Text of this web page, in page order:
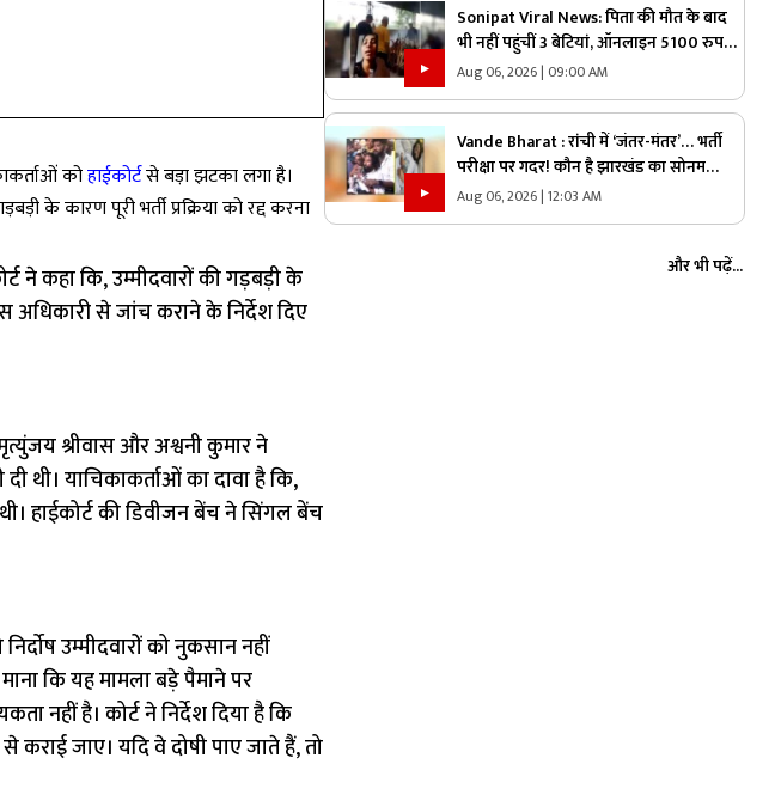
कोहाईकोर्टसे बड़ा झटका लगा है।
के कारण पूरी भर्ती प्रक्रिया को रद्द करना
ने कहा कि, उम्मीदवारों की गड़बड़ी के
अधिकारी से जांच कराने के निर्देश दिए
श्रीवास और अश्वनी कुमार ने
थी। याचिकाकर्ताओं का दावा है कि,
हाईकोर्ट की डिवीजन बेंच ने सिंगल बेंच
उम्मीदवारों को नुकसान नहीं
माना कि यह मामला बड़े पैमाने पर
नहीं है। कोर्ट ने निर्देश दिया है कि
कराई जाए। यदि वे दोषी पाए जाते हैं, तो
Sonipat Viral News: पिता की मौत के बाद
भी नहीं पहुंचीं 3 बेटियां, ऑनलाइन 5100 रुपए
भेजकर कराया अंतिम संस्कार, वीडियो कॉल पर
बोली- “अभी और कितना टाइम लगेगा?”
Aug 06, 2026 | 09:00 AM
Vande Bharat : रांची में ‘जंतर-मंतर’… भर्ती
परीक्षा पर गदर! कौन है झारखंड का सोनम
वांग्चुख? जाने कौन है देवेंद्र नाथ महतो ?
Aug 06, 2026 | 12:03 AM
और भी पढ़ें...